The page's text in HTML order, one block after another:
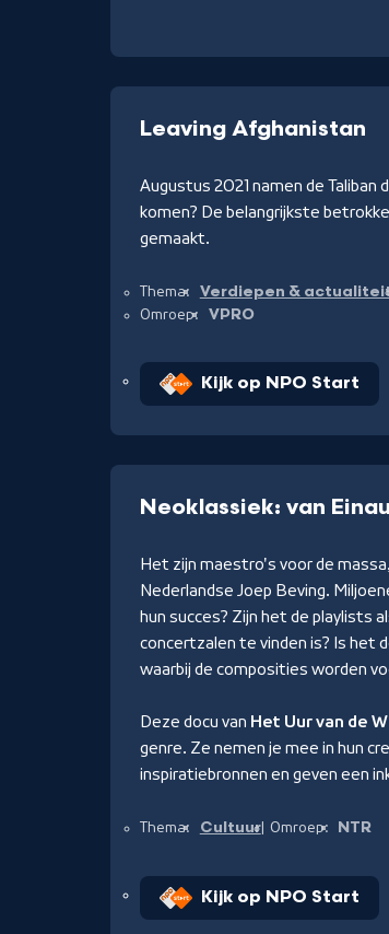
Leaving Afghanistan
Augustus 2021 namen de
komen? De belangrijkste
gemaakt.
Thema: Verdiepen &
Omroep: VPRO
Kijk op NPO Start
Neoklassiek: van
Het zijn maestro's voor de
Nederlandse Joep Beving.
hun succes? Zijn het de playlists
concertzalen te vinden is? Is het
waarbij de composities worden
Deze docu van Het Uur van de
genre. Ze nemen je mee in hun
inspiratiebronnen en geven een
Thema: Cultuur Omroep: NTR
Kijk op NPO Start